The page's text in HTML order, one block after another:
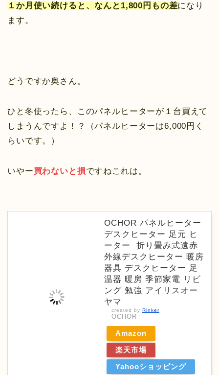
１か月使い続けると、なんと1,800円もの差になり
ます。
どうですか奥さん。
ひと冬使ったら、このパネルヒーターが１台買えて
しまうんですよ！？（パネルヒーターは6,000円く
らいです。）
いやー買わないと損ですねこれは。
OCHOR パネルヒーター
デスクヒーター 足元 ヒ
ーター 折り畳み式遠赤
外線デスクヒーター 暖房
器具 デスクヒーター 足
温器 暖房 季節家電 リビ
ング 勉強 アイリスオー
ヤマ
created by Rinker
OCHOR
Amazon
楽天市場
Yahooショッピング